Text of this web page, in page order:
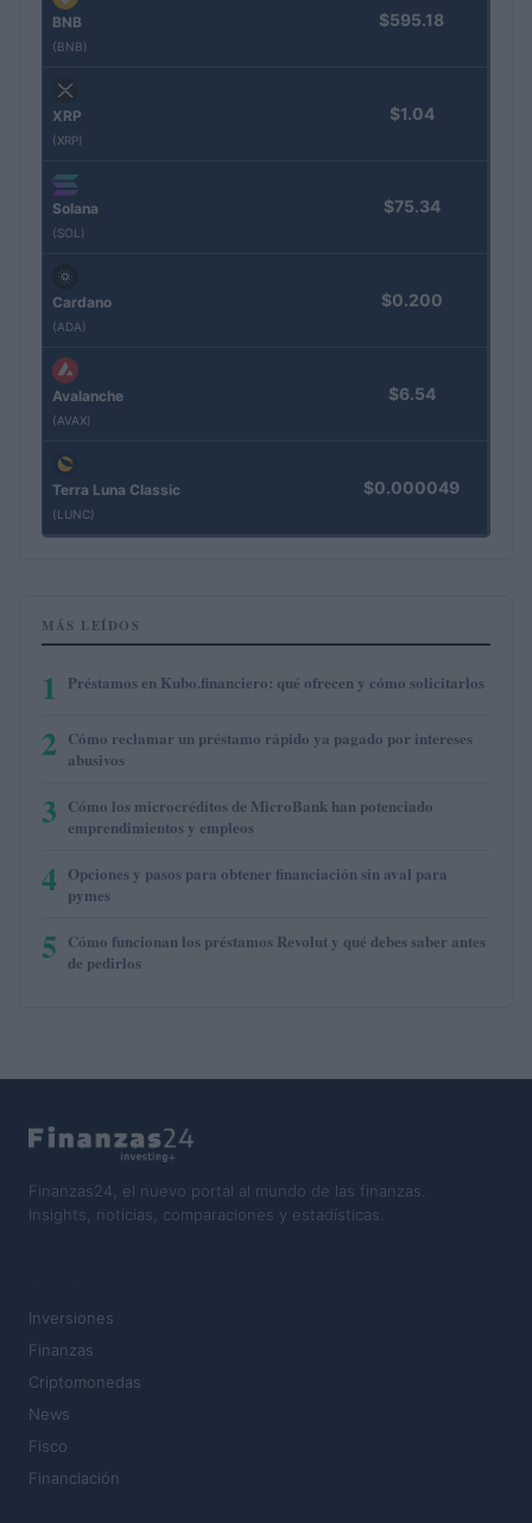
BNB
(BNB)
$595.18
XRP
(XRP)
$1.04
Solana
(SOL)
$75.34
Cardano
(ADA)
$0.200
Avalanche
(AVAX)
$6.54
Terra Luna Classic
(LUNC)
$0.000049
MÁS LEÍDOS
1 Préstamos en Kubo.financiero: qué ofrecen y cómo solicitarlos
2 Cómo reclamar un préstamo rápido ya pagado por intereses
abusivos
3 Cómo los microcréditos de MicroBank han potenciado
emprendimientos y empleos
4 Opciones y pasos para obtener financiación sin aval para
pymes
5 Cómo funcionan los préstamos Revolut y qué debes saber antes
de pedirlos
Finanzas24, el nuevo portal al mundo de las finanzas.
Insights, noticias, comparaciones y estadísticas.
Inversiones
Finanzas
Criptomonedas
News
Fisco
Financiación